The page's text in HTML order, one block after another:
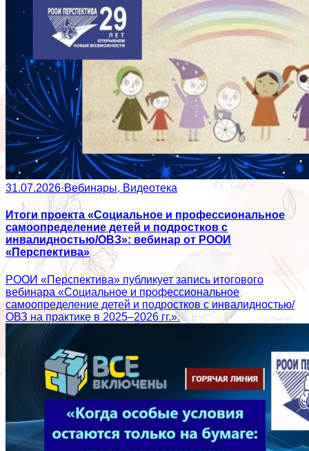
31.07.2026·Вебинары, Видеотека
Итоги проекта «Социальное и профессиональное
самоопределение детей и подростков с
инвалидностью/ОВЗ»: вебинар от РООИ
«Перспектива»
РООИ «Перспектива» публикует запись итогового
вебинара «Социальное и профессиональное
самоопределение детей и подростков с инвалидностью/
ОВЗ на практике в 2025–2026 гг.».